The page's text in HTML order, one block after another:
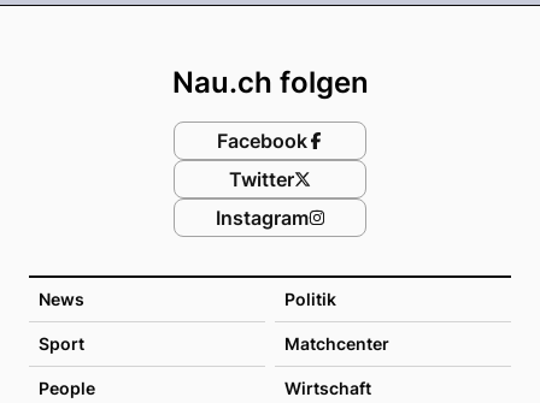
News Politik
Sport Matchcenter
People Wirtschaft
Nau.ch folgen
Facebook
Twitter
Instagram